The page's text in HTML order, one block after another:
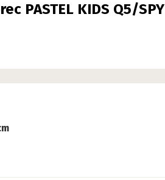
PASTEL KIDS Q5/SPY